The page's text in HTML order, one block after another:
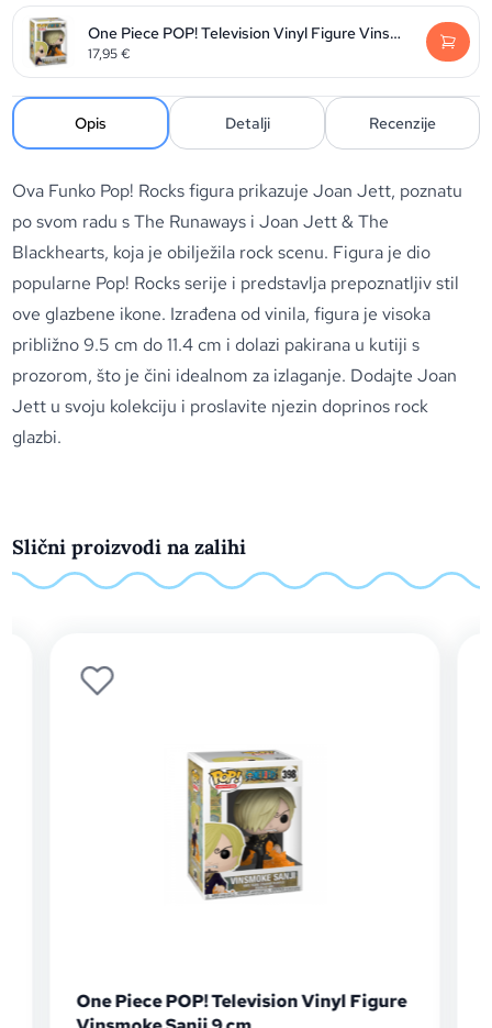
One Piece POP! Television Vinyl Figure Vinsmoke Sanji 9 cm
17,95€
Opis Detalji Recenzije
Ova Funko Pop! Rocks figura prikazuje Joan Jett, poznatu
po svom radu s The Runaways i Joan Jett & The
Blackhearts, koja je obilježila rock scenu. Figura je dio
popularne Pop! Rocks serije i predstavlja prepoznatljiv stil
ove glazbene ikone. Izrađena od vinila, figura je visoka
približno 9.5 cm do 11.4 cm i dolazi pakirana u kutiji s
prozorom, što je čini idealnom za izlaganje. Dodajte Joan
Jett u svoju kolekciju i proslavite njezin doprinos rock
glazbi.
Slični proizvodi na zalihi
One Piece POP! Television Vinyl Figure